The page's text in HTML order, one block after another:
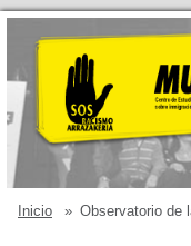
Inicio » Observatorio de